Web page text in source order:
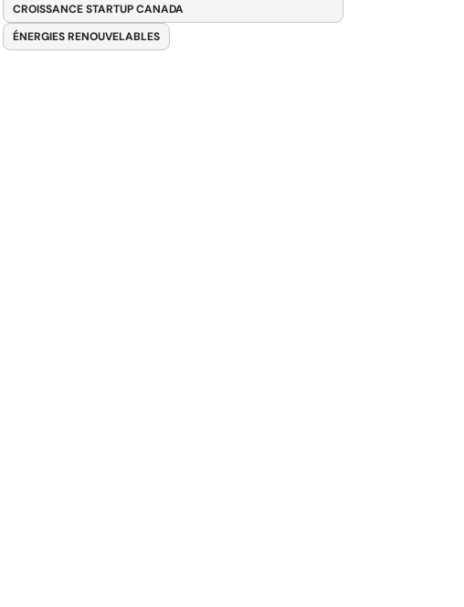
CROISSANCE STARTUP CANADA
ÉNERGIES RENOUVELABLES